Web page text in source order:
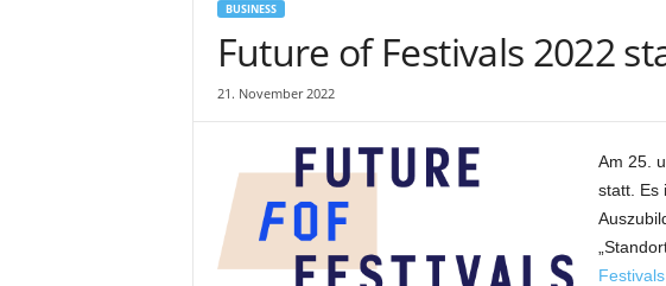
v
E
BUSINESS
Future of Festivals 2022
21. November 2022
Am 25.
statt. Es
Festivals